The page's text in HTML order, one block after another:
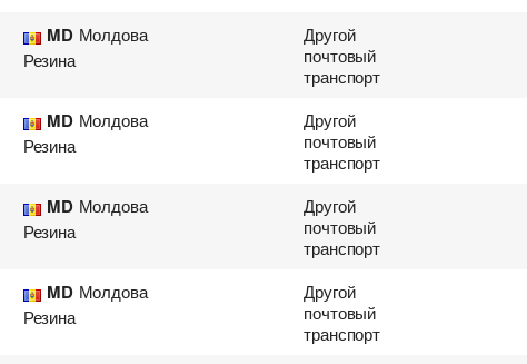
MD Молдова
Резина
Другой
почтовый
транспорт
MD Молдова
Резина
Другой
почтовый
транспорт
MD Молдова
Резина
Другой
почтовый
транспорт
MD Молдова
Резина
Другой
почтовый
транспорт